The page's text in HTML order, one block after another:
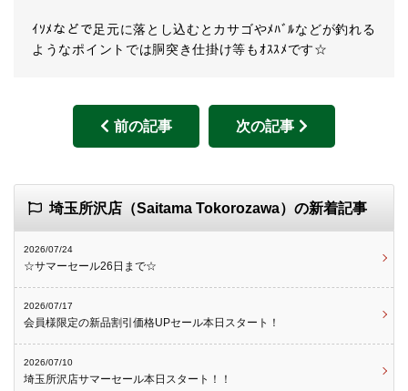
ｲｿﾒなどで足元に落とし込むとカサゴやﾒﾊﾞﾙなどが釣れる
ようなポイントでは胴突き仕掛け等もｵｽｽﾒです☆
前の記事 次の記事
埼玉所沢店（Saitama Tokorozawa）の新着記事
2026/07/24
☆サマーセール26日まで☆
2026/07/17
会員様限定の新品割引価格UPセール本日スタート！
2026/07/10
埼玉所沢店サマーセール本日スタート！！